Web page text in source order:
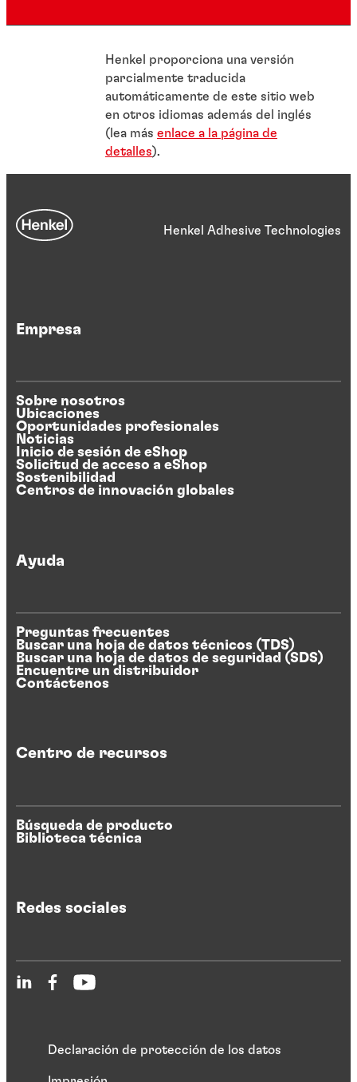
Henkel proporciona una versión
parcialmente traducida
automáticamente de este sitio web
en otros idiomas además del inglés
(lea más enlace a la página de
detalles).
Henkel Adhesive Technologies
Empresa
Sobre nosotros
Ubicaciones
Oportunidades profesionales
Noticias
Inicio de sesión de eShop
Solicitud de acceso a eShop
Sostenibilidad
Centros de innovación globales
Ayuda
Preguntas frecuentes
Buscar una hoja de datos técnicos (TDS)
Buscar una hoja de datos de seguridad (SDS)
Encuentre un distribuidor
Contáctenos
Centro de recursos
Búsqueda de producto
Biblioteca técnica
Redes sociales
Declaración de protección de los datos